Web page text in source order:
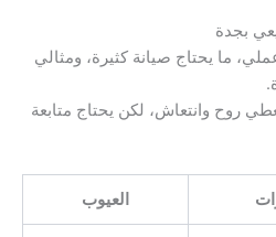
ما يحتاج صيانة كثيرة، ومثالي
روح وانتعاش، لكن يحتاج متابعة
العيوب